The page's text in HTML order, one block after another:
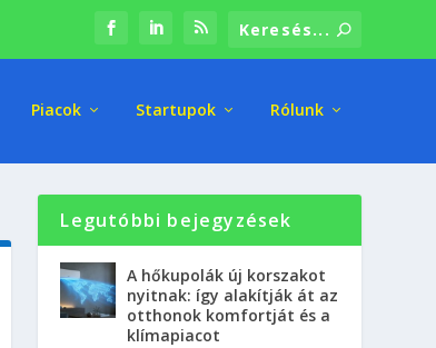
Piacok Startupok Rólunk
Legutóbbi bejegyzések
A hőkupolák új korszakot
nyitnak: így alakítják át az
otthonok komfortját és a
klímapiacot